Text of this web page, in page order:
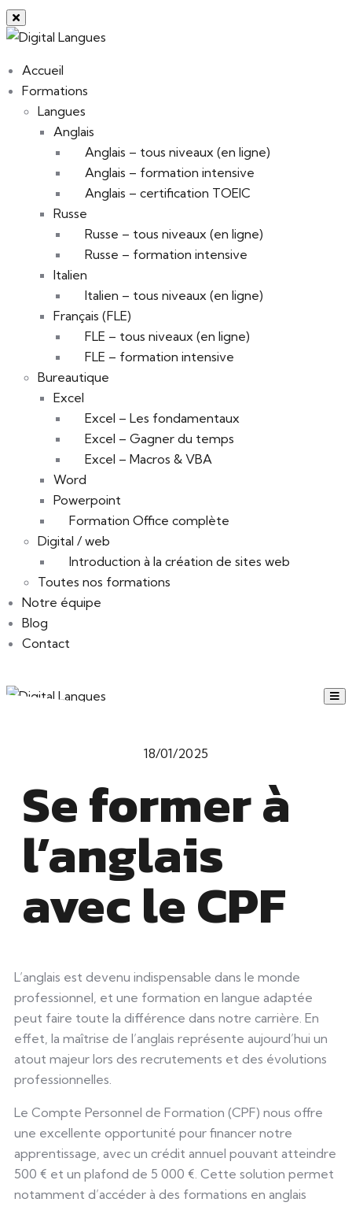
Accueil
Formations
Langues
Anglais
Anglais – tous niveaux (en ligne)
Anglais – formation intensive
Anglais – certification TOEIC
Russe
Russe – tous niveaux (en ligne)
Russe – formation intensive
Italien
Italien – tous niveaux (en ligne)
Français (FLE)
FLE – tous niveaux (en ligne)
FLE – formation intensive
Bureautique
Excel
Excel – Les fondamentaux
Excel – Gagner du temps
Excel – Macros & VBA
Word
Powerpoint
Formation Office complète
Digital / web
Introduction à la création de sites web
Toutes nos formations
Notre équipe
Blog
Contact
18/01/2025
Se former à
l’anglais
avec le CPF
L’anglais est devenu indispensable dans le monde
professionnel, et une formation en langue adaptée
peut faire toute la différence dans notre carrière. En
effet, la maîtrise de l’anglais représente aujourd’hui un
atout majeur lors des recrutements et des évolutions
professionnelles.
Le Compte Personnel de Formation (CPF) nous offre
une excellente opportunité pour financer notre
apprentissage, avec un crédit annuel pouvant atteindre
500 € et un plafond de 5 000 €. Cette solution permet
notamment d’accéder à des formations en anglais